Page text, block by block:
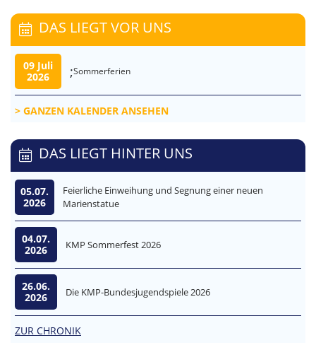
DAS LIEGT VOR UNS
09 Juli
2026
;Sommerferien
GANZEN KALENDER ANSEHEN
DAS LIEGT HINTER UNS
05.07.
2026
Feierliche Einweihung und Segnung einer neuen
Marienstatue
04.07.
2026
KMP Sommerfest 2026
26.06.
2026
Die KMP-Bundesjugendspiele 2026
ZUR CHRONIK